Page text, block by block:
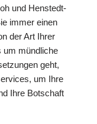
und Henstedt-
immer einen
der Art Ihrer
um mündliche
geht,
um Ihre
Ihre Botschaft